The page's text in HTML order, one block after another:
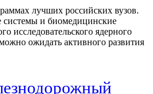
лучших российских вузов.
системы и биомедицинские
исследовательского ядерного
ожидать активного развития